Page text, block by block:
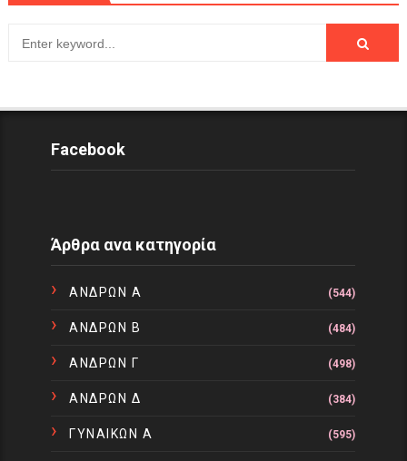
Facebook
Άρθρα ανα κατηγορία
ΑΝΔΡΩΝ Α (544)
ΑΝΔΡΩΝ Β (484)
ΑΝΔΡΩΝ Γ (498)
ΑΝΔΡΩΝ Δ (384)
ΓΥΝΑΙΚΩΝ Α (595)